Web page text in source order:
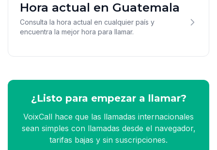
Hora actual en Guatemala
Consulta la hora actual en cualquier país y
encuentra la mejor hora para llamar.
¿Listo para empezar a llamar?
VoixCall hace que las llamadas internacionales
sean simples con llamadas desde el navegador,
tarifas bajas y sin suscripciones.